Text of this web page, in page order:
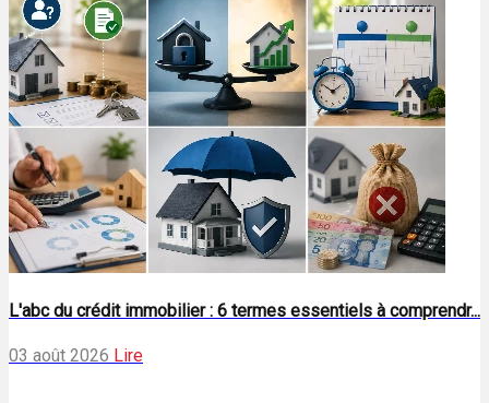
L'abc du crédit immobilier : 6 termes essentiels à comprendr...
03 août 2026 Lire